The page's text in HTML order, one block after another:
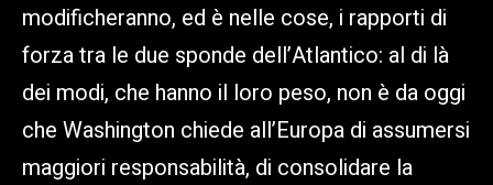
modificheranno, ed è nelle cose, i rapporti di
forza tra le due sponde dell’Atlantico: al di là
dei modi, che hanno il loro peso, non è da oggi
che Washington chiede all’Europa di assumersi
maggiori responsabilità, di consolidare la